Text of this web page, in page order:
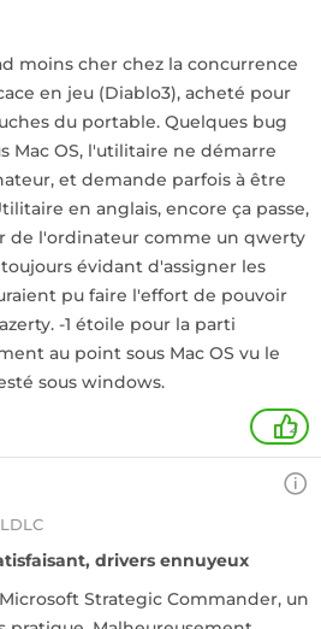
moins cher chez la concurrence
en jeu (Diablo3), acheté pour
du portable. Quelques bug
Mac OS, l'utilitaire ne démarre
et demande parfois à être
en anglais, encore ça passe,
de l'ordinateur comme un qwerty
évidant d'assigner les
pu faire l'effort de pouvoir
-1 étoile pour la parti
au point sous Mac OS vu le
sous windows.
2
drivers ennuyeux
Strategic Commander, un